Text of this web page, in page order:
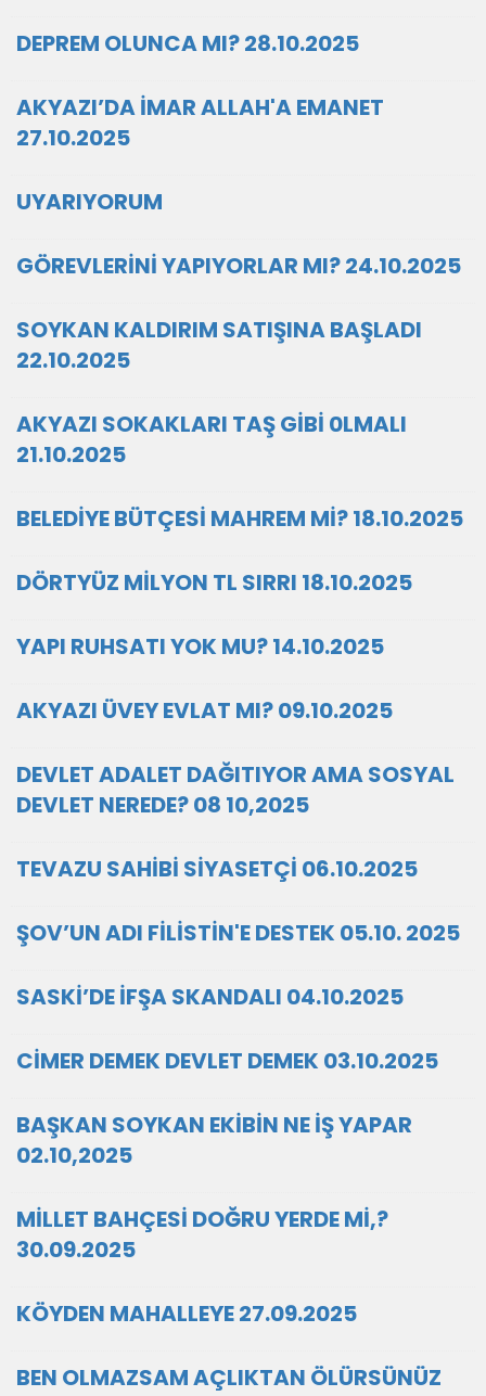
DEPREM OLUNCA MI? 28.10.2025
AKYAZI’DA İMAR ALLAH'A EMANET
27.10.2025
UYARIYORUM
GÖREVLERİNİ YAPIYORLAR MI? 24.10.2025
SOYKAN KALDIRIM SATIŞINA BAŞLADI
22.10.2025
AKYAZI SOKAKLARI TAŞ GİBİ 0LMALI
21.10.2025
BELEDİYE BÜTÇESİ MAHREM Mİ? 18.10.2025
DÖRTYÜZ MİLYON TL SIRRI 18.10.2025
YAPI RUHSATI YOK MU? 14.10.2025
AKYAZI ÜVEY EVLAT MI? 09.10.2025
DEVLET ADALET DAĞITIYOR AMA SOSYAL
DEVLET NEREDE? 08 10,2025
TEVAZU SAHİBİ SİYASETÇİ 06.10.2025
ŞOV’UN ADI FİLİSTİN'E DESTEK 05.10. 2025
SASKİ’DE İFŞA SKANDALI 04.10.2025
CİMER DEMEK DEVLET DEMEK 03.10.2025
BAŞKAN SOYKAN EKİBİN NE İŞ YAPAR
02.10,2025
MİLLET BAHÇESİ DOĞRU YERDE Mİ,?
30.09.2025
KÖYDEN MAHALLEYE 27.09.2025
BEN OLMAZSAM AÇLIKTAN ÖLÜRSÜNÜZ